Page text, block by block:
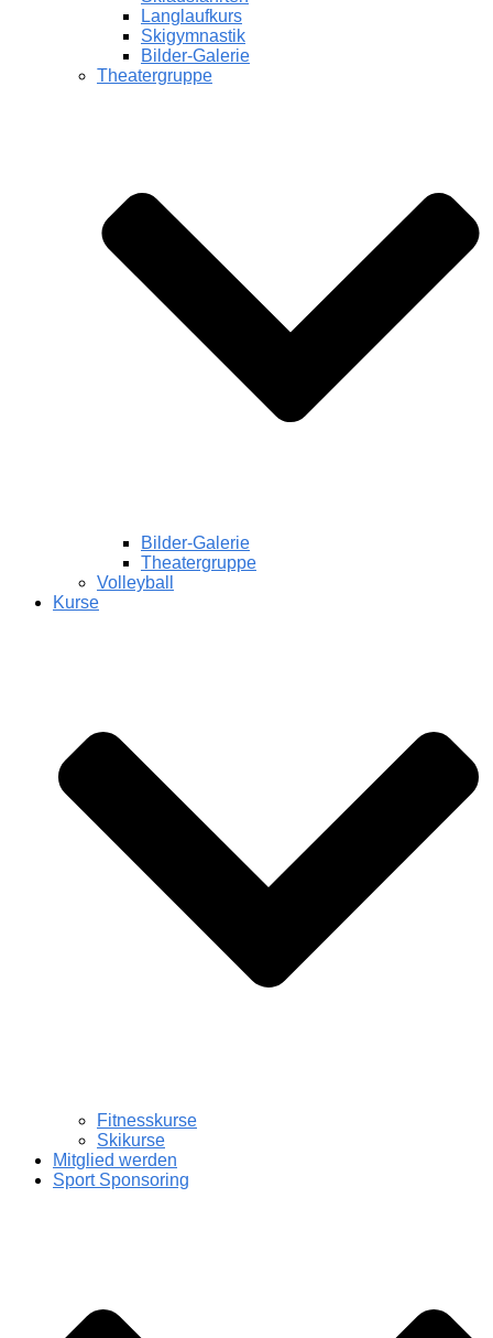
Langlaufkurs
Skigymnastik
Bilder-Galerie
Theatergruppe
Bilder-Galerie
Theatergruppe
Volleyball
Kurse
Fitnesskurse
Skikurse
Mitglied werden
Sport Sponsoring